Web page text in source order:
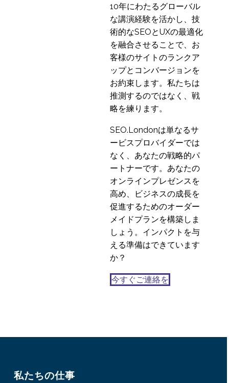
10年にわたるグローバル
な講演経験を活かし、技
術的なSEOとUXの最適化
を融合させることで、お
客様のサイトのランクア
ップとコンバージョンを
お約束します。私たちは
推測するのではなく、戦
略を練ります。
SEO.Londonは単なるサ
ービスプロバイダーでは
なく、あなたの戦略的パ
ートナーです。あなたの
オンラインプレゼンスを
高め、ビジネスの成長を
促進するためのオーダー
メイドプランを構築しま
しょう。インパクトを与
える準備はできています
か？
今すぐご連絡を
私たちの仕事